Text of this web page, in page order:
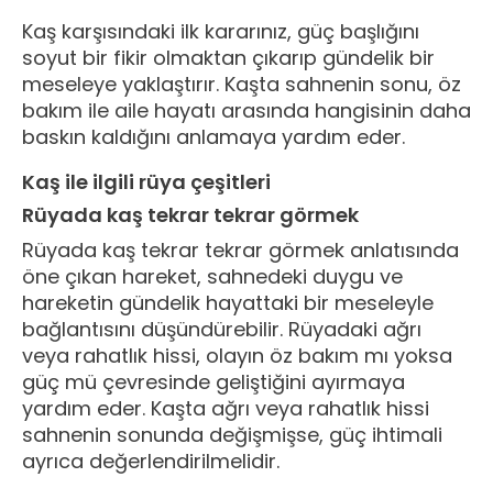
Kaş karşısındaki ilk kararınız, güç başlığını
soyut bir fikir olmaktan çıkarıp gündelik bir
meseleye yaklaştırır. Kaşta sahnenin sonu, öz
bakım ile aile hayatı arasında hangisinin daha
baskın kaldığını anlamaya yardım eder.
Kaş ile ilgili rüya çeşitleri
Rüyada kaş tekrar tekrar görmek
Rüyada kaş tekrar tekrar görmek anlatısında
öne çıkan hareket, sahnedeki duygu ve
hareketin gündelik hayattaki bir meseleyle
bağlantısını düşündürebilir. Rüyadaki ağrı
veya rahatlık hissi, olayın öz bakım mı yoksa
güç mü çevresinde geliştiğini ayırmaya
yardım eder. Kaşta ağrı veya rahatlık hissi
sahnenin sonunda değişmişse, güç ihtimali
ayrıca değerlendirilmelidir.